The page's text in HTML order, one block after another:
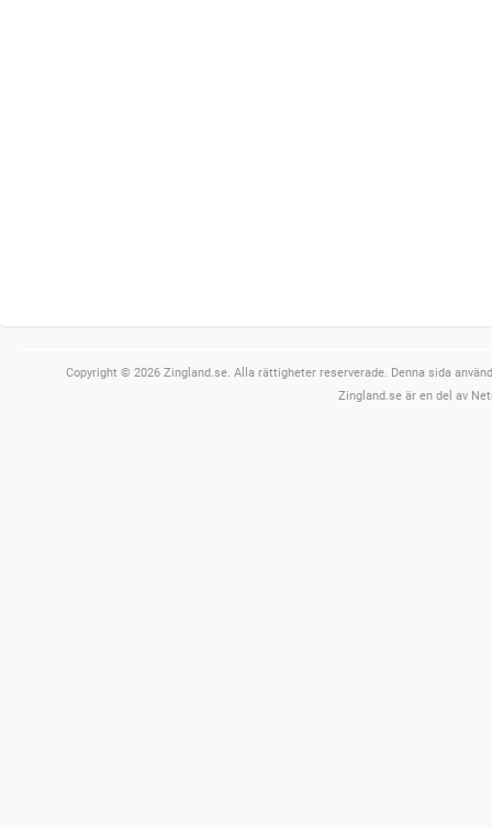
Copyright © 2026 Zingland.se. Alla rättigheter reserverade. Denna sida
Zingland.se är en del av